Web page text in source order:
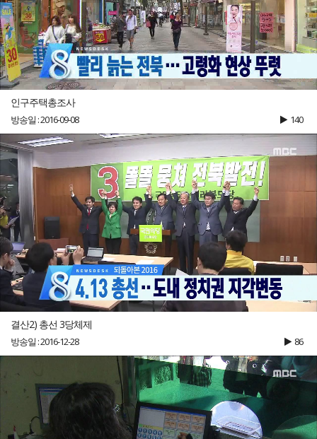
인구주택총조사
방송일 : 2016-09-08 140
결산2) 총선 3당체제
방송일 : 2016-12-28 86